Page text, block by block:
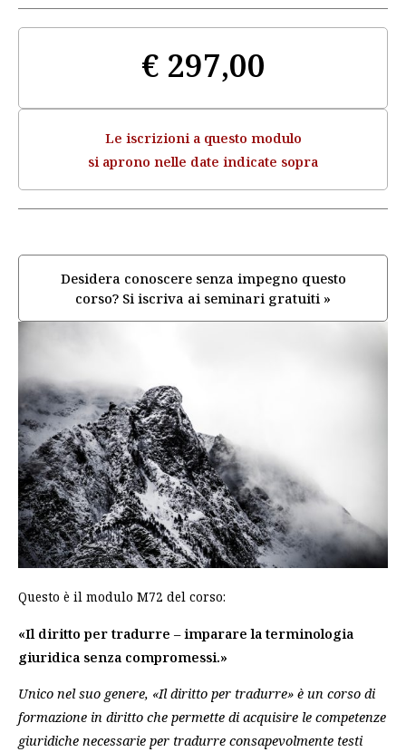
Le iscrizioni a questo modulo
si aprono nelle date indicate sopra
€297,00
Desidera conoscere senza impegno questo
corso? Si iscriva ai seminari gratuiti »
Questo è il modulo M72 del corso:
«Il diritto per tradurre – imparare la terminologia
giuridica senza compromessi.»
Unico nel suo genere, «Il diritto per tradurre» è un corso di
formazione in diritto che permette di acquisire le competenze
giuridiche necessarie per tradurre consapevolmente testi